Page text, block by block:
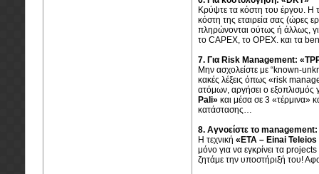
Κρύψτε τα κόστη του έργου. Η
κόστη της εταιρεία σας (ώρες
πληρώνονται ούτως ή άλλως,
το CAPEX, το OPEX. και τα
7. Για Risk Management:
Μην ασχολείστε με “known-
κακές λέξεις όπως «risk
ατόμων, αργήσει ο εξοπλισμός
Pali» και μέσα σε 3 «τέρμινα»
κατάστασης…
8. Αγνοείστε το
Η τεχνική «ETA – Einai
μόνο για να εγκρίνει τα
ζητάμε την υποστήριξή του!